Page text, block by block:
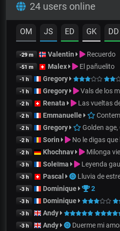
24 users online
OM JS ED GK DD
-29 m Valentin Recuerdo
-51 m Malex El pañuelito
-1 h Gregory
-1 h Gregory Vals de los
-2 h Renata Las vueltas
-2 h Emmanuelle
-2 h Gregory Golden age,
-2 h Sorin No le digas
-2 h Khochnav Milonga
-3 h Soleïma Leyenda
-3 h Pascal Lluvia de
-3 h Dominique 2
-3 h Dominique
-3 h Andy
-3 h Andy Duerme mi